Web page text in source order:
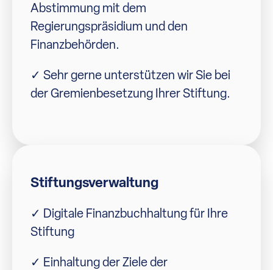
Abstimmung mit dem
Regierungspräsidium und den
Finanzbehörden.
✓ Sehr gerne unterstützen wir Sie bei
der Gremienbesetzung Ihrer Stiftung.
Stiftungsverwaltung
✓ Digitale Finanzbuchhaltung für Ihre
Stiftung
✓ Einhaltung der Ziele der